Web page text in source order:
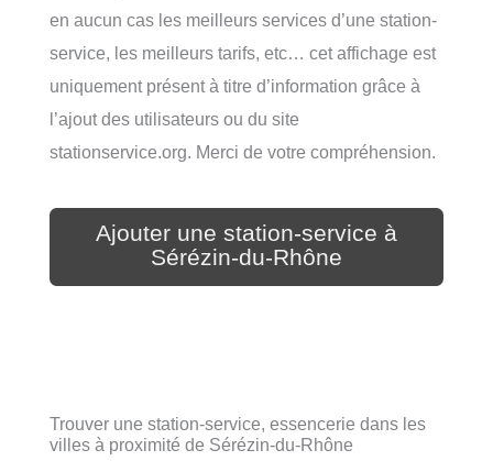
en aucun cas les meilleurs services d’une station-
service, les meilleurs tarifs, etc… cet affichage est
uniquement présent à titre d’information grâce à
l’ajout des utilisateurs ou du site
stationservice.org. Merci de votre compréhension.
Ajouter une station-service à
Sérézin-du-Rhône
Trouver une station-service, essencerie dans les
villes à proximité de Sérézin-du-Rhône